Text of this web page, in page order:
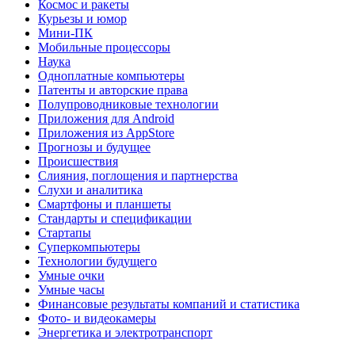
Космос и ракеты
Курьезы и юмор
Мини-ПК
Мобильные процессоры
Наука
Одноплатные компьютеры
Патенты и авторские права
Полупроводниковые технологии
Приложения для Android
Приложения из AppStore
Прогнозы и будущее
Происшествия
Слияния, поглощения и партнерства
Слухи и аналитика
Смартфоны и планшеты
Стандарты и спецификации
Стартапы
Суперкомпьютеры
Технологии будущего
Умные очки
Умные часы
Финансовые результаты компаний и статистика
Фото- и видеокамеры
Энергетика и электротранспорт